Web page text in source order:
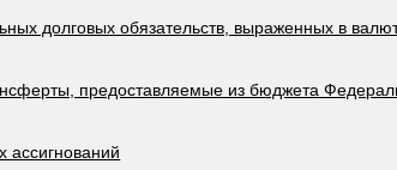
долговых обязательств, выраженных в
предоставляемые из бюджета
ассигнований